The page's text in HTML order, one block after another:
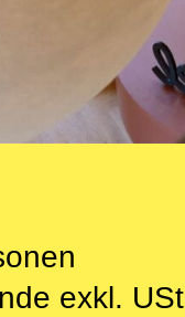
exkl. USt